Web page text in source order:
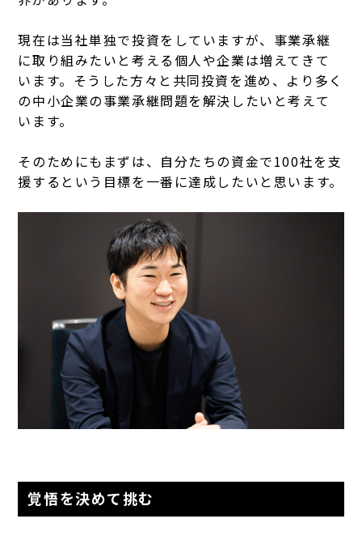
現在は当社単独で投資をしていますが、事業承継
に取り組みたいと考える個人や企業は増えてきて
います。そうした方々と共同投資を進め、より多く
の中小企業の事業承継問題を解決したいと考えて
います。
そのためにもまずは、自分たちの資金で100社を支
援するという目標を一番に達成したいと思います。
覚悟を決めて挑む